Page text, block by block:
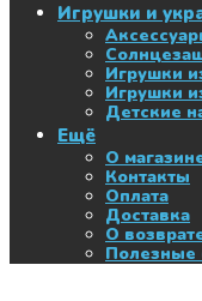
Игрушки и
Игрушки
Игрушки
Детские
Ещё
О
Контакты
Оплата
Доставка
О
Полезные